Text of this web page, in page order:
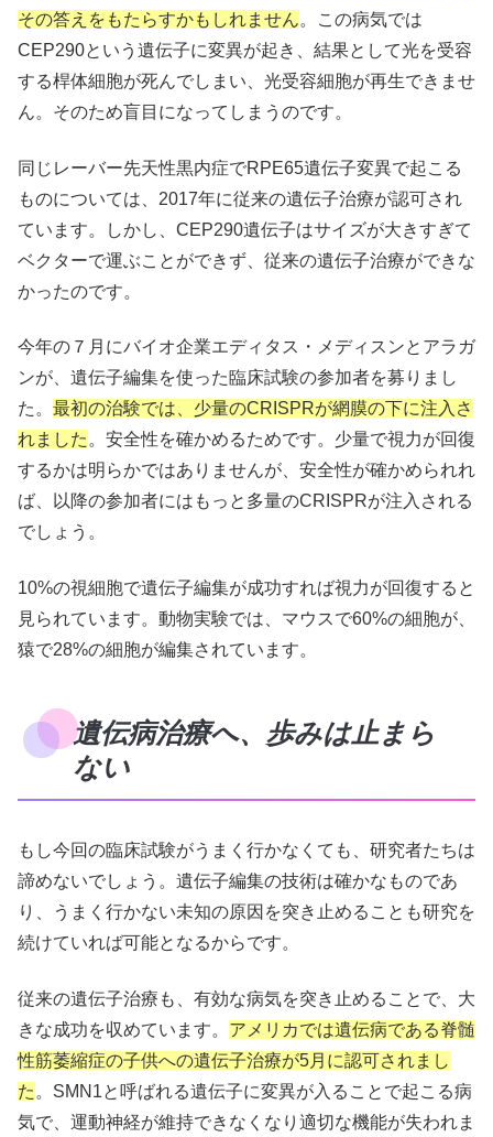
その答えをもたらすかもしれません。この病気では
CEP290という遺伝子に変異が起き、結果として光を受容
する桿体細胞が死んでしまい、光受容細胞が再生できませ
ん。そのため盲目になってしまうのです。
同じレーバー先天性黒内症でRPE65遺伝子変異で起こる
ものについては、2017年に従来の遺伝子治療が認可され
ています。しかし、CEP290遺伝子はサイズが大きすぎて
ベクターで運ぶことができず、従来の遺伝子治療ができな
かったのです。
今年の７月にバイオ企業エディタス・メディスンとアラガ
ンが、遺伝子編集を使った臨床試験の参加者を募りまし
た。 最初の治験では、少量のCRISPRが網膜の下に注入さ
れました 。安全性を確かめるためです。少量で視力が回復
するかは明らかではありませんが、安全性が確かめられれ
ば、以降の参加者にはもっと多量のCRISPRが注入される
でしょう。
10%の視細胞で遺伝子編集が成功すれば視力が回復すると
見られています。動物実験では、マウスで60%の細胞が、
猿で28%の細胞が編集されています。
遺伝病治療へ、歩みは止まら
ない
もし今回の臨床試験がうまく行かなくても、研究者たちは
諦めないでしょう。遺伝子編集の技術は確かなものであ
り、うまく行かない未知の原因を突き止めることも研究を
続けていれば可能となるからです。
従来の遺伝子治療も、有効な病気を突き止めることで、大
きな成功を収めています。 アメリカでは遺伝病である脊髄
性筋萎縮症の子供への遺伝子治療が5月に認可されまし
た 。SMN1と呼ばれる遺伝子に変異が入ることで起こる病
気で、運動神経が維持できなくなり適切な機能が失われま